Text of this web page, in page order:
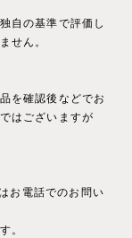
自の基準で評価し
せん。
を確認後などでお
はございますが
お電話でのお問い
。